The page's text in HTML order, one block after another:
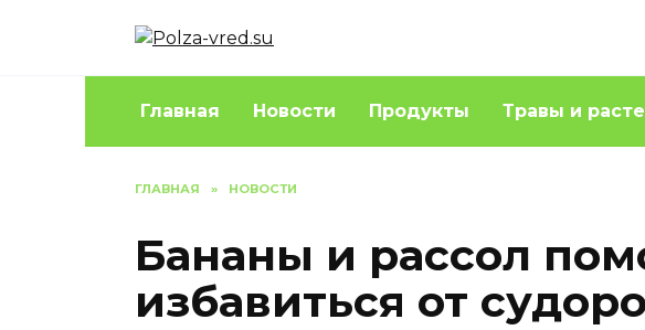
Главная Новости Продукты Травы и
ГЛАВНАЯ » НОВОСТИ
Бананы и рассол
избавиться от